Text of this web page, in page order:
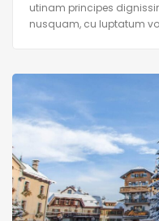
utinam principes
nusquam, cu luptatum